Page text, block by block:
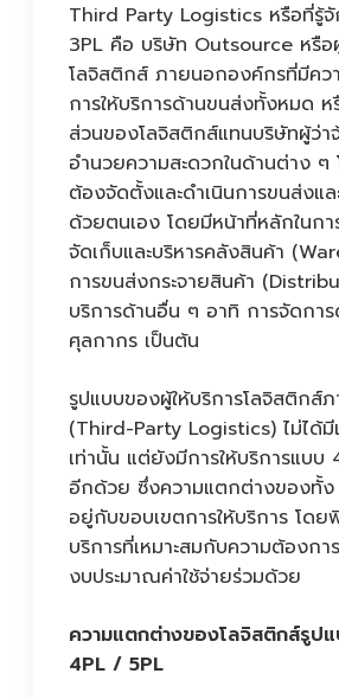
Third Party Logistics หรือที่รู้
3PL คือ บริษัท Outsource หรือ
โลจิสติกส์ ภายนอกองค์กรที่มีคว
การให้บริการด้านขนส่งทั้งหมด ห
ส่วนของโลจิสติกส์แทนบริษัทผู้ว่า
อำนวยความสะดวกในด้านต่าง ๆ
ต้องจัดตั้งและดำเนินการขนส่งแล
ด้วยตนเอง โดยมีหน้าที่หลักในกา
จัดเก็บและบริหารคลังสินค้า
การขนส่งกระจายสินค้า
บริการด้านอื่น ๆ อาทิ การจัดการ
ศุลกากร เป็นต้น
รูปแบบของผู้ให้บริการโลจิสติกส์
(Third-Party Logistics) ไม่ได้
เท่านั้น แต่ยังมีการให้บริการแบบ
อีกด้วย ซึ่งความแตกต่างของทั้
อยู่กับขอบเขตการให้บริการ โด
บริการที่เหมาะสมกับความต้องกา
งบประมาณค่าใช้จ่ายร่วมด้วย
ความแตกต่างของโลจิสติกส์รูป
4PL / 5PL